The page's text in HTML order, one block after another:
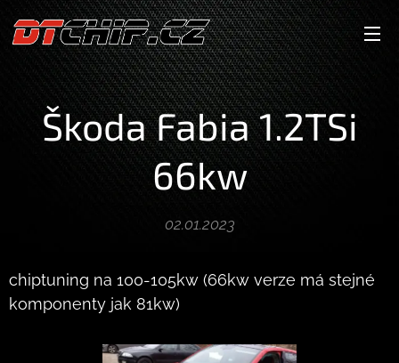
Škoda Fabia 1.2TSi
66kw
02.01.2023
chiptuning na 100-105kw (66kw verze má stejné
komponenty jak 81kw)